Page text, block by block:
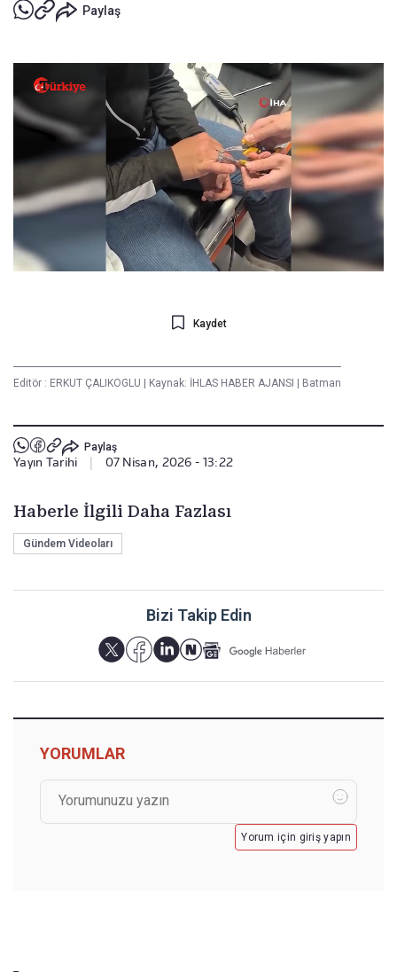
Paylaş
Kaydet
Editör : ERKUT ÇALIKOGLU Kaynak: İHLAS HABER AJANSI Batman
Paylaş
Yayın Tarihi 07 Nisan, 2026 - 13:22
Haberle İlgili Daha Fazlası
Gündem Videoları
Bizi Takip Edin
YORUMLAR
Yorum için giriş yapın